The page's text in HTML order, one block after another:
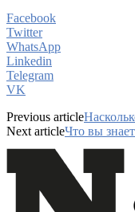
Facebook
Twitter
WhatsApp
Linkedin
Telegram
VK
Previous article
Next articleЧто вы